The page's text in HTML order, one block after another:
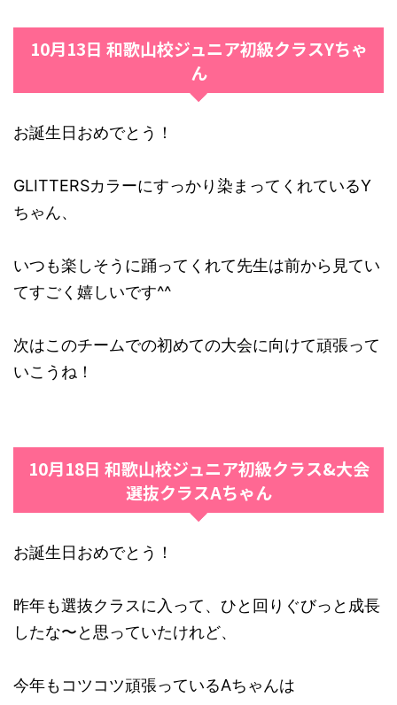
10月13日 和歌山校ジュニア初級クラスYちゃ
ん
お誕生日おめでとう！
GLITTERSカラーにすっかり染まってくれているY
ちゃん、
いつも楽しそうに踊ってくれて先生は前から見てい
てすごく嬉しいです^^
次はこのチームでの初めての大会に向けて頑張って
いこうね！
10月18日 和歌山校ジュニア初級クラス&大会
選抜クラスAちゃん
お誕生日おめでとう！
昨年も選抜クラスに入って、ひと回りぐびっと成長
したな〜と思っていたけれど、
今年もコツコツ頑張っているAちゃんは